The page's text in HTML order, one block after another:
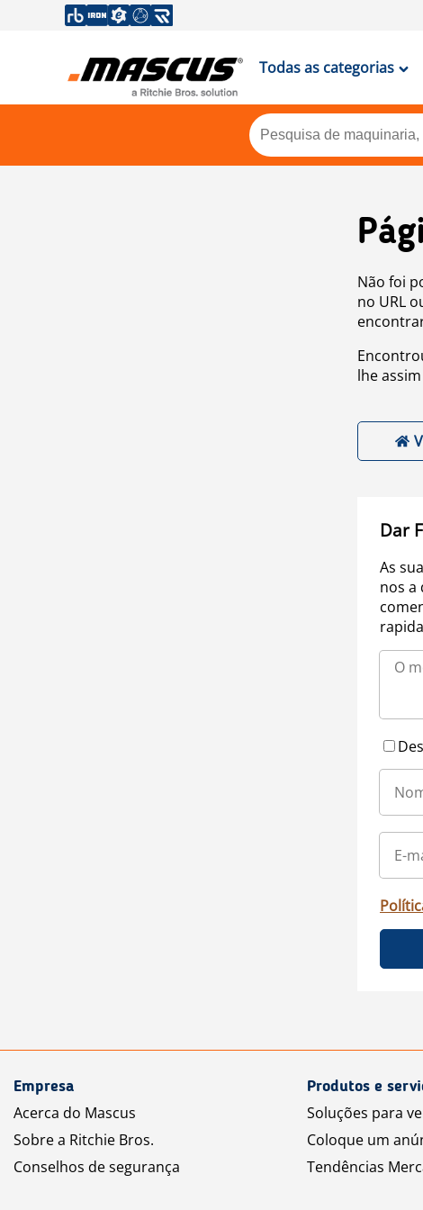
Todas as categorias
Não foi
no URL
lhe
Dar
As
nos a
Empresa
Acerca do Mascus
Sobre a Ritchie Bros.
Conselhos de segurança
Produtos e
Soluções para
Coloque um
Tendências